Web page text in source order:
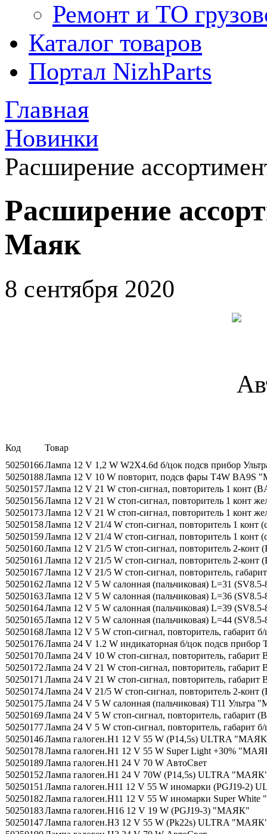
Ремонт и ТО
Каталог товаров
Портал NizhParts
Главная
Новинки
Расширение
Расширение
Маяк
8 сентября 2020
Код
Товар
50250166Лампа 12 V 1,2 W W2X4.6d б/цок подсв прибор
50250188Лампа 12 V 10 W повторит, подсв фары T4W
50250157Лампа 12 V 21 W стоп-сигнал, повторитель 1 конт
50250156Лампа 12 V 21 W стоп-сигнал, повторитель 1 конт
50250173Лампа 12 V 21 W стоп-сигнал, повторитель 1 конт
50250158Лампа 12 V 21/4 W стоп-сигнал, повторитель 1
50250159Лампа 12 V 21/4 W стоп-сигнал, повторитель 1
50250160Лампа 12 V 21/5 W стоп-сигнал, повторитель 2-
50250161 Лампа 12 V 21/5 W стоп-сигнал, повторитель 2-
50250167Лампа 12 V 21/5 W стоп-сигнал, повторитель,
50250162Лампа 12 V 5 W салонная (пальчиковая) L=31
50250163Лампа 12 V 5 W салонная (пальчиковая) L=36
50250164Лампа 12 V 5 W салонная (пальчиковая) L=39
50250165Лампа 12 V 5 W салонная (пальчиковая) L=44
50250168Лампа 12 V 5 W стоп-сигнал, повторитель, габарит
50250176Лампа 24 V 1.2 W индикаторная б/цок подсв
50250170Лампа 24 V 10 W стоп-сигнал, повторитель,
50250172Лампа 24 V 21 W стоп-сигнал, повторитель,
50250171 Лампа 24 V 21 W стоп-сигнал, повторитель,
50250174Лампа 24 V 21/5 W стоп-сигнал, повторитель 2-
50250175Лампа 24 V 5 W салонная (пальчиковая) T11
50250169Лампа 24 V 5 W стоп-сигнал, повторитель, габарит
50250177Лампа 24 V 5 W стоп-сигнал, повторитель, габарит
50250146Лампа галоген.H1 12 V 55 W (P14,5s) ULTRA
50250178Лампа галоген.H1 12 V 55 W Super Light +30%
50250189Лампа галоген.H1 24 V 70 W АвтоСвет
50250152Лампа галоген.H1 24 V 70W (P14,5s) ULTRA
50250151 Лампа галоген.H11 12 V 55 W иномарки (PGJ19-2)
50250182Лампа галоген.H11 12 V 55 W иномарки Super
50250183Лампа галоген.H16 12 V 19 W (PGJ19-3) "МАЯК"
50250147Лампа галоген.H3 12 V 55 W (Pk22s) ULTRA